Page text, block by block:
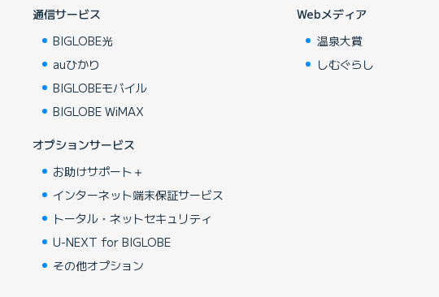
通信サービス
BIGLOBE光
auひかり
BIGLOBEモバイル
BIGLOBE WiMAX
オプションサービス
お助けサポート＋
インターネット端末保証サービス
トータル・ネットセキュリティ
U-NEXT for BIGLOBE
その他オプション
Webメディア
温泉大賞
しむぐらし